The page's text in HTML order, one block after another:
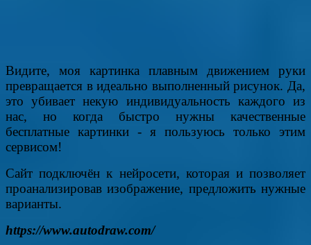
Видите, моя картинка плавным движением руки
превращается в идеально выполненный рисунок. Да,
это убивает некую индивидуальность каждого из
нас, но когда быстро нужны качественные
бесплатные картинки - я пользуюсь только этим
сервисом!
Сайт подключён к нейросети, которая и позволяет
проанализировав изображение, предложить нужные
варианты.
https://www.autodraw.com/